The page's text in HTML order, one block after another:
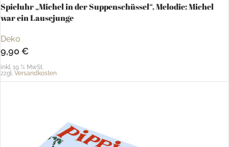
Spieluhr „Michel in der Suppenschüssel“, Melodie: Michel
war ein Lausejunge
Deko
9,90 €
inkl. 19 % MwSt.
zzgl. Versandkosten